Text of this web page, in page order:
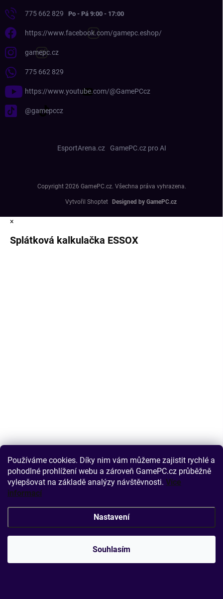
Používáme cookies. Díky nim vám můžeme zajistit rychlé a
pohodlné prohlížení webu a zároveň GamePC.cz průběžně
vylepšovat na základě analýzy návštěvnosti. Více
informací
Nastavení
Souhlasím
775 662 829
https://www.facebook.com/gamepc.eshop/
gamepc.cz
775 662 829
https://www.youtube.com/@GamePCcz
@gamepccz
EsportArena.cz GamePC.cz pro AI
Vytvořil Shoptet
Copyright 2026 GamePC.cz. Všechna práva vyhrazena.
×
Splátková kalkulačka ESSOX